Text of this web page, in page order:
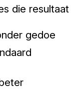
die resultaat
gedoe